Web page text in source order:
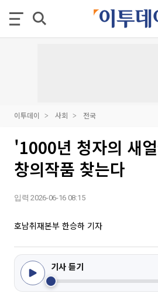
이투데이 사회 전국
'1000년 청자의 새
창의작품 찾는다
입력 2026-06-16 08:15
호남취재본부 한승하 기자
기사 듣기